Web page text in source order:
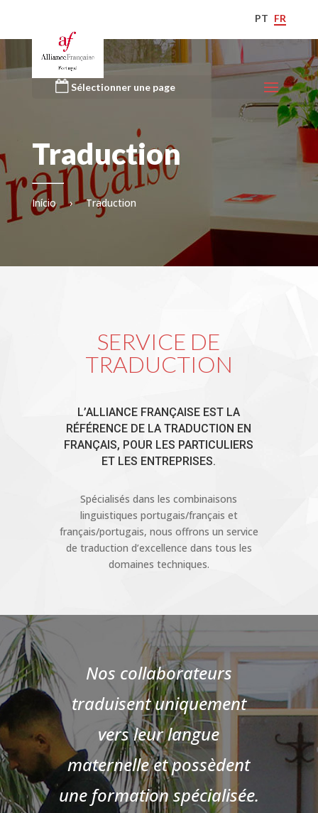
PT FR
Sélectionner une page
Traduction
Início › Traduction
SERVICE DE
TRADUCTION
L’ALLIANCE FRANÇAISE EST LA
RÉFÉRENCE DE LA TRADUCTION EN
FRANÇAIS, POUR LES PARTICULIERS
ET LES ENTREPRISES.
Spécialisés dans les combinaisons
linguistiques portugais/français et
français/portugais, nous offrons un service
de traduction d’excellence dans tous les
domaines techniques.
Nos collaborateurs
traduisent uniquement
vers leur langue
maternelle et possèdent
une formation spécialisée.